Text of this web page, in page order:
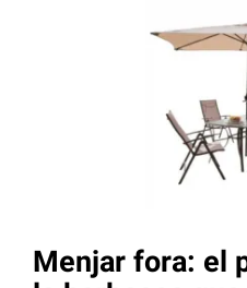
Menjar fora: el